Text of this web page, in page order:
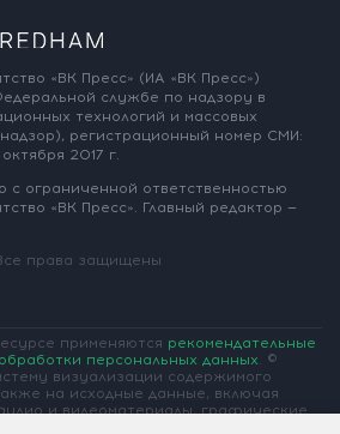
«ВК Пресс» (ИА «ВК Пресс»)
службе по надзору в
технологий и массовых
регистрационный номер СМИ:
октября 2017 г.
с ограниченной ответственностью
«ВК Пресс». Главный редактор —
права защищены
применяются рекомендательные
персональных данных. ©
визуализации содержимого
на исходные данные, включая
и видеоматериалы, графические